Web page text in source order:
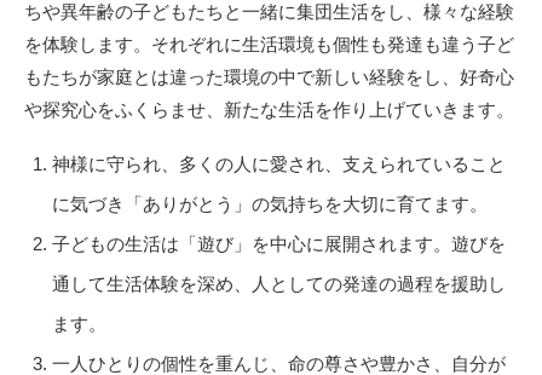
ちや異年齢の子どもたちと一緒に集団生活をし、様々な経験
を体験します。それぞれに生活環境も個性も発達も違う子ど
もたちが家庭とは違った環境の中で新しい経験をし、好奇心
や探究心をふくらませ、新たな生活を作り上げていきます。
神様に守られ、多くの人に愛され、支えられていること
に気づき「ありがとう」の気持ちを大切に育てます。
子どもの生活は「遊び」を中心に展開されます。遊びを
通して生活体験を深め、人としての発達の過程を援助し
ます。
一人ひとりの個性を重んじ、命の尊さや豊かさ、自分が